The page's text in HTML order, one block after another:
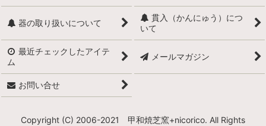
器の取り扱いについて
貫入（かんにゅう）につ
いて
最近チェックしたアイテ
ム
メールマガジン
お問い合せ
Copyright (C) 2006-2021 甲和焼芝窯+nicorico. All Rights